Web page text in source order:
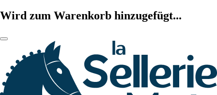
Wird zum Warenkorb hinzugefügt...